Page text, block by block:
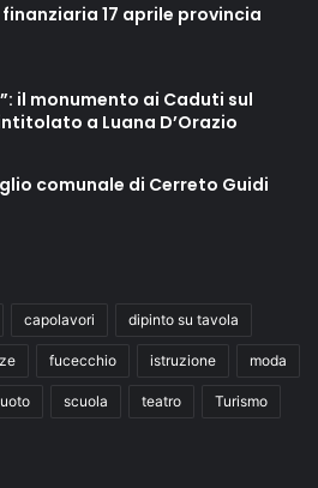
17 aprile provincia
il monumento ai Caduti sul
a Luana D’Orazio
comunale di Cerreto Guidi
capolavori dipinto su tavola
fucecchio istruzione moda
scuola teatro Turismo